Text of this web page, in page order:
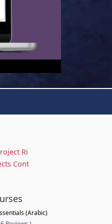
Ri
Cont
(Arabic)